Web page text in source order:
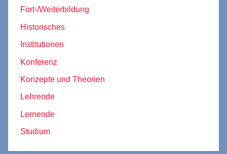
Fort-/Weiterbildung
Historisches
Institutionen
Konferenz
Konzepte und Theorien
Lehrende
Lernende
Studium